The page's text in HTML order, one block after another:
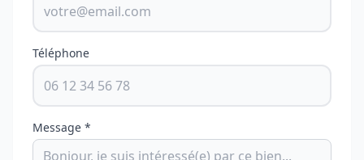
Téléphone
Message *